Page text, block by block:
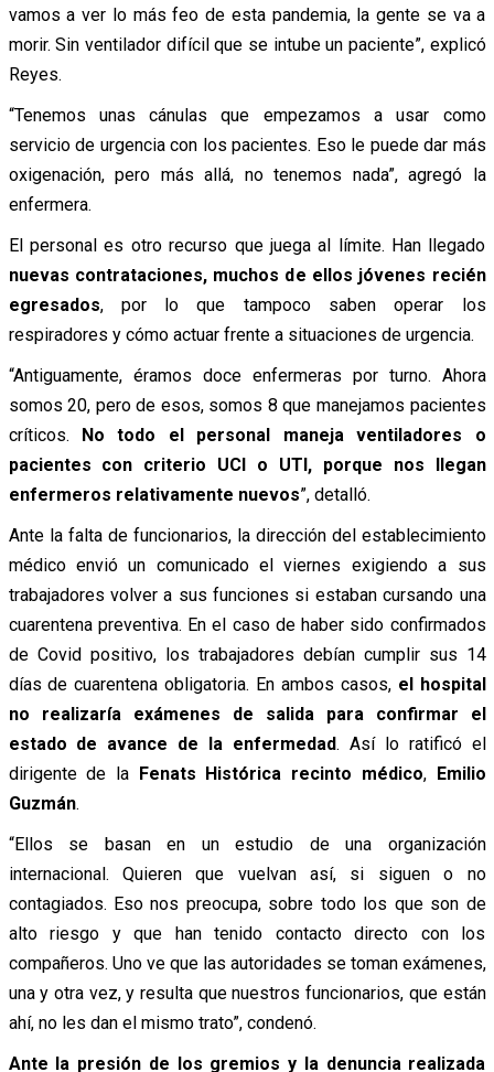
vamos a ver lo más feo de esta pandemia, la gente se va a
morir. Sin ventilador difícil que se intube un paciente”, explicó
Reyes.
“Tenemos unas cánulas que empezamos a usar como
servicio de urgencia con los pacientes. Eso le puede dar más
oxigenación, pero más allá, no tenemos nada”, agregó la
enfermera.
El personal es otro recurso que juega al límite. Han llegado
nuevas contrataciones, muchos de ellos jóvenes recién
egresados, por lo que tampoco saben operar los
respiradores y cómo actuar frente a situaciones de urgencia.
“Antiguamente, éramos doce enfermeras por turno. Ahora
somos 20, pero de esos, somos 8 que manejamos pacientes
críticos. No todo el personal maneja ventiladores o
pacientes con criterio UCI o UTI, porque nos llegan
enfermeros relativamente nuevos”, detalló.
Ante la falta de funcionarios, la dirección del establecimiento
médico envió un comunicado el viernes exigiendo a sus
trabajadores volver a sus funciones si estaban cursando una
cuarentena preventiva. En el caso de haber sido confirmados
de Covid positivo, los trabajadores debían cumplir sus 14
días de cuarentena obligatoria. En ambos casos, el hospital
no realizaría exámenes de salida para confirmar el
estado de avance de la enfermedad. Así lo ratificó el
dirigente de la Fenats Histórica recinto médico, Emilio
Guzmán.
“Ellos se basan en un estudio de una organización
internacional. Quieren que vuelvan así, si siguen o no
contagiados. Eso nos preocupa, sobre todo los que son de
alto riesgo y que han tenido contacto directo con los
compañeros. Uno ve que las autoridades se toman exámenes,
una y otra vez, y resulta que nuestros funcionarios, que están
ahí, no les dan el mismo trato”, condenó.
Ante la presión de los gremios y la denuncia realizada